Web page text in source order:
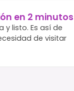
en 2 minutos
y listo. Es así de
de visitar